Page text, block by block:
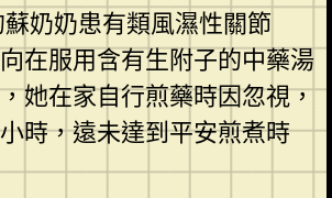
奶奶患有類風濕性關節
在服用含有生附子的中藥湯
她在家自行煎藥時因忽視，
時，遠未達到平安煎煮時